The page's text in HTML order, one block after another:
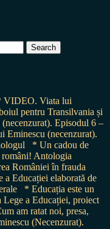
VIDEO. Viata lui
pentru Transilvania și
Episodul 6 –
(necenzurat).
* Un cadou de
români! Antologia
României în frauda
a Educației elaborată de
* Educația este un
Lege a Educației, proiect
am ratat noi, presa,
(Necenzurat).